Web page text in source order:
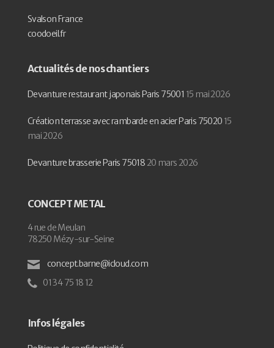
Svalson France
coodoeil.fr
Actualités de nos chantiers
Devanture restaurant japonais Paris 75001 15 mai 2026
Création terrasse avec rambarde en acier Paris 75020 15
mai 2026
Devanture brasserie Paris 75018 20 mars 2026
CONCEPT METAL
4 rue de Meulan
78250 Mézy-sur-Seine
concept.barne@icloud.com
01 34 75 18 12
Infos légales